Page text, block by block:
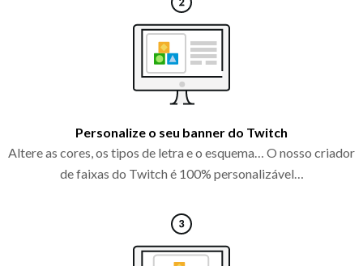
Personalize o seu banner do Twitch
Altere as cores, os tipos de letra e o esquema… O nosso criador
de faixas do Twitch é 100% personalizável…